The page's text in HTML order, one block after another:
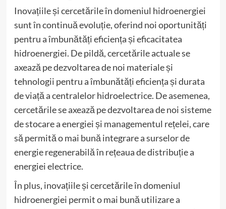
Inovațiile și cercetările în domeniul hidroenergiei
sunt în continuă evoluție, oferind noi oportunități
pentru a îmbunătăți eficiența și eficacitatea
hidroenergiei. De pildă, cercetările actuale se
axează pe dezvoltarea de noi materiale și
tehnologii pentru a îmbunătăți eficiența și durata
de viață a centralelor hidroelectrice. De asemenea,
cercetările se axează pe dezvoltarea de noi sisteme
de stocare a energiei și managementul rețelei, care
să permită o mai bună integrare a surselor de
energie regenerabilă în rețeaua de distribuție a
energiei electrice.
În plus, inovațiile și cercetările în domeniul
hidroenergiei permit o mai bună utilizare a